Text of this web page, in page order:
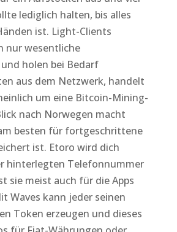
lediglich halten, bis alles
ist. Light-Clients
nur wesentliche
holen bei Bedarf
aus dem Netzwerk, handelt
um eine Bitcoin-Mining-
nach Norwegen macht
besten für fortgeschrittene
ist. Etoro wird dich
hinterlegten Telefonnummer
sie meist auch für die Apps
Waves kann jeder seinen
Token erzeugen und dieses